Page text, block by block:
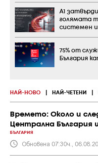
НАЙ-НОВО НАЙ-ЧЕТЕНИ
Времето: Около и
Централна България
БЪЛГАРИЯ
Обновена 07:30ч.,
А1
голямата
системен
75% от
България